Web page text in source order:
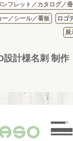
ンフレット／カタログ／
ー／シール／看板
ロゴ
展
設計様名刺 制作